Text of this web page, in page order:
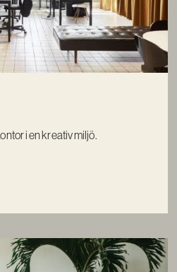
i en kreativ miljö.